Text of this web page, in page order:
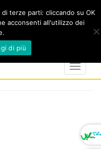
marker
calendar
Toggle
terze parti: cliccando su OK
acconsenti all'utilizzo dei
di più